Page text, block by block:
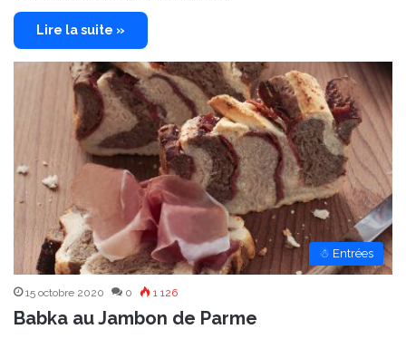
Lire la suite »
☃ Entrées
15 octobre 2020 0 1 126
Babka au Jambon de Parme